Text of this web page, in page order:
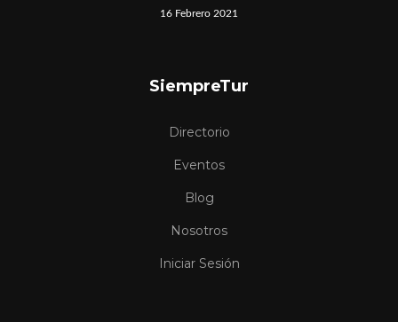
16 Febrero 2021
SiempreTur
Directorio
Eventos
Blog
Nosotros
Iniciar Sesión